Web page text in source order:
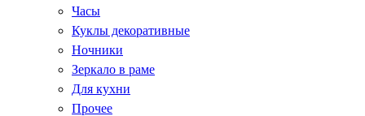
Часы
Куклы декоративные
Ночники
Зеркало в раме
Для кухни
Прочее